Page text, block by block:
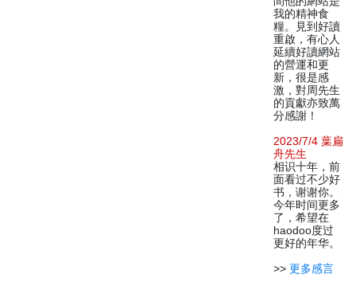
我的精神食
糧。見到好讀
重啟，有心人
延續好讀網站
的營運和更
新，很是感
激，對周先生
的貢獻亦致萬
分感謝！
2023/7/4 葉扁
舟先生
相识十年，前
面看过不少好
书，谢谢你。
今年时间更多
了，希望在
haodoo度过
更好的年华。
>> 更多感言